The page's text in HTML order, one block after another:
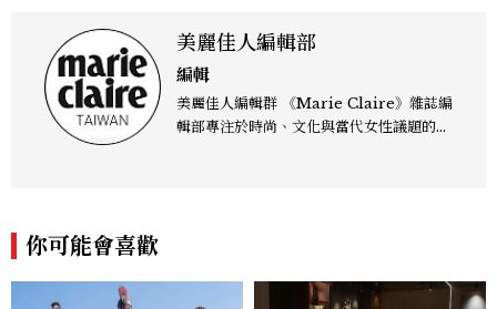
美麗佳人編輯部
編輯
美麗佳人編輯群 《Marie Claire》雜誌編
輯部專注於時尚、文化與當代女性議題的深
你可能會喜歡